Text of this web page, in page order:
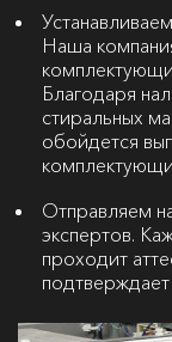
Наша
Благодаря
стиральных
обойдется
Отправляем
экспертов.
проходит